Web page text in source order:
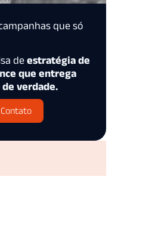
que só
de estratégia de
que entrega
verdade.